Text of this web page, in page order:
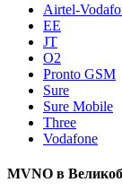
Airtel-
EE
JT
O2
Pronto GSM
Sure
Sure Mobile
Three
Vodafone
MVNO в